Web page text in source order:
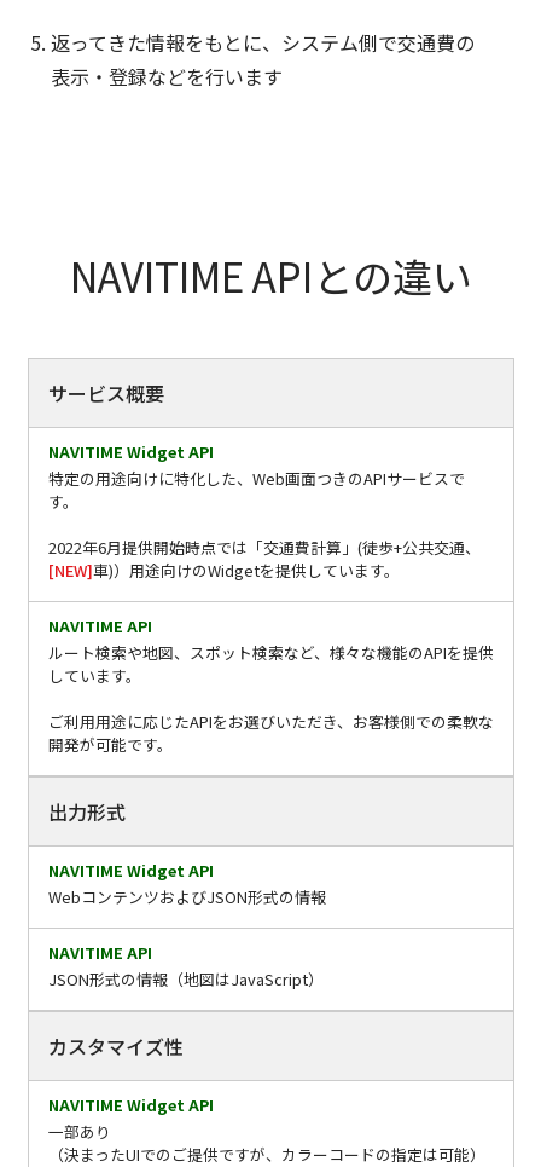
返ってきた情報をもとに、システム側で交通費の
表示・登録などを行います
NAVITIME APIとの違い
目 Widget
API
サービス概要
特定の用途向けに特化した、Web画面つきのAPIサービスで
す。
2022年6月提供開始時点では「交通費計算」(徒歩+公共交通、
[NEW]車)）用途向けのWidgetを提供しています。
ルート検索や地図、スポット検索など、様々な機能のAPIを提供
しています。
ご利用用途に応じたAPIをお選びいただき、お客様側での柔軟な
開発が可能です。
出力形式
WebコンテンツおよびJSON形式の情報
JSON形式の情報（地図はJavaScript）
カスタマイズ性
一部あり
（決まったUIでのご提供ですが、カラーコードの指定は可能）